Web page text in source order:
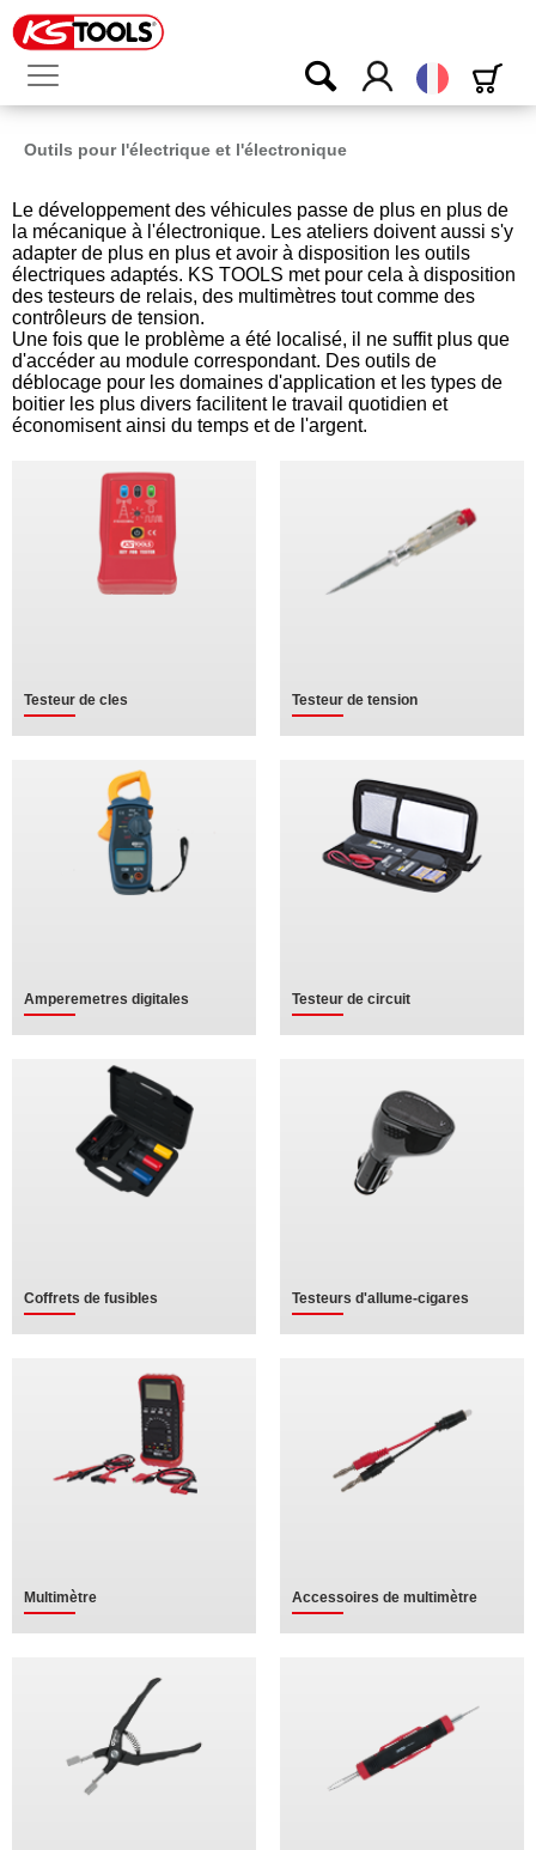
Français
Outils pour l'électrique et l'électronique
Le développement des véhicules passe de plus en plus de
la mécanique à l'électronique. Les ateliers doivent aussi s'y
adapter de plus en plus et avoir à disposition les outils
électriques adaptés. KS TOOLS met pour cela à disposition
des testeurs de relais, des multimètres tout comme des
contrôleurs de tension.
Une fois que le problème a été localisé, il ne suffit plus que
d'accéder au module correspondant. Des outils de
déblocage pour les domaines d'application et les types de
boitier les plus divers facilitent le travail quotidien et
économisent ainsi du temps et de l'argent.
Testeur de cles Testeur de tension
Amperemetres digitales Testeur de circuit
Coffrets de fusibles Testeurs d'allume-cigares
Multimètre Accessoires de multimètre